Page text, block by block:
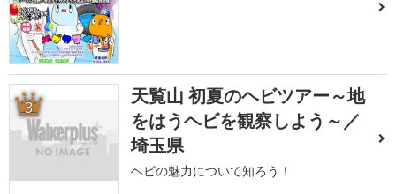
3
天覧山 初夏のヘビツアー～地
をはうヘビを観察しよう～／
埼玉県
ヘビの魅力について知ろう！